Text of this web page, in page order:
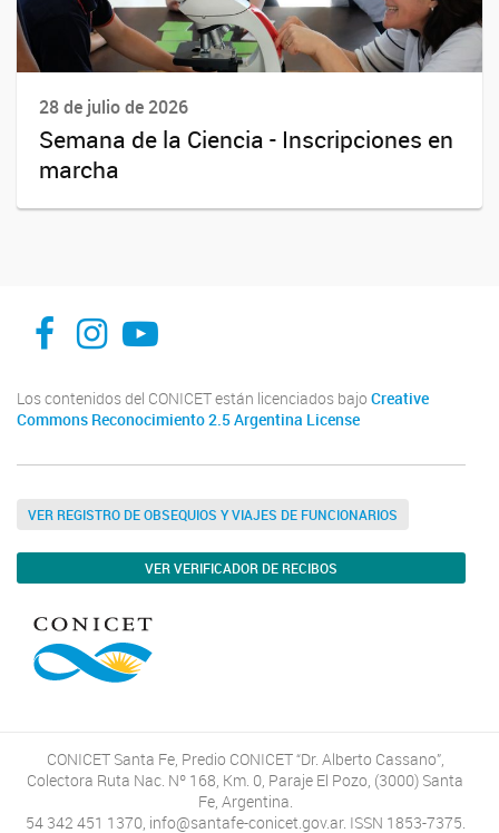
28 de julio de 2026
Semana de la Ciencia - Inscripciones en
marcha
facebook
instagram
Youtube
Los contenidos del CONICET están licenciados bajo Creative
Commons Reconocimiento 2.5 Argentina License
VER REGISTRO DE OBSEQUIOS Y VIAJES DE FUNCIONARIOS
VER VERIFICADOR DE RECIBOS
CONICET Santa Fe, Predio CONICET “Dr. Alberto Cassano”,
Colectora Ruta Nac. Nº 168, Km. 0, Paraje El Pozo, (3000) Santa
Fe, Argentina.
54 342 451 1370, info@santafe-conicet.gov.ar. ISSN 1853-7375.